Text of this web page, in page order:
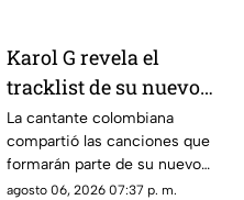
Karol G revela el
tracklist de su nuevo
álbum antes de su
lanzamiento; esta es la
lista completa
La cantante colombiana
compartió las canciones que
formarán parte de su nuevo
material de estudio,
agosto 06, 2026 07:37 p. m.